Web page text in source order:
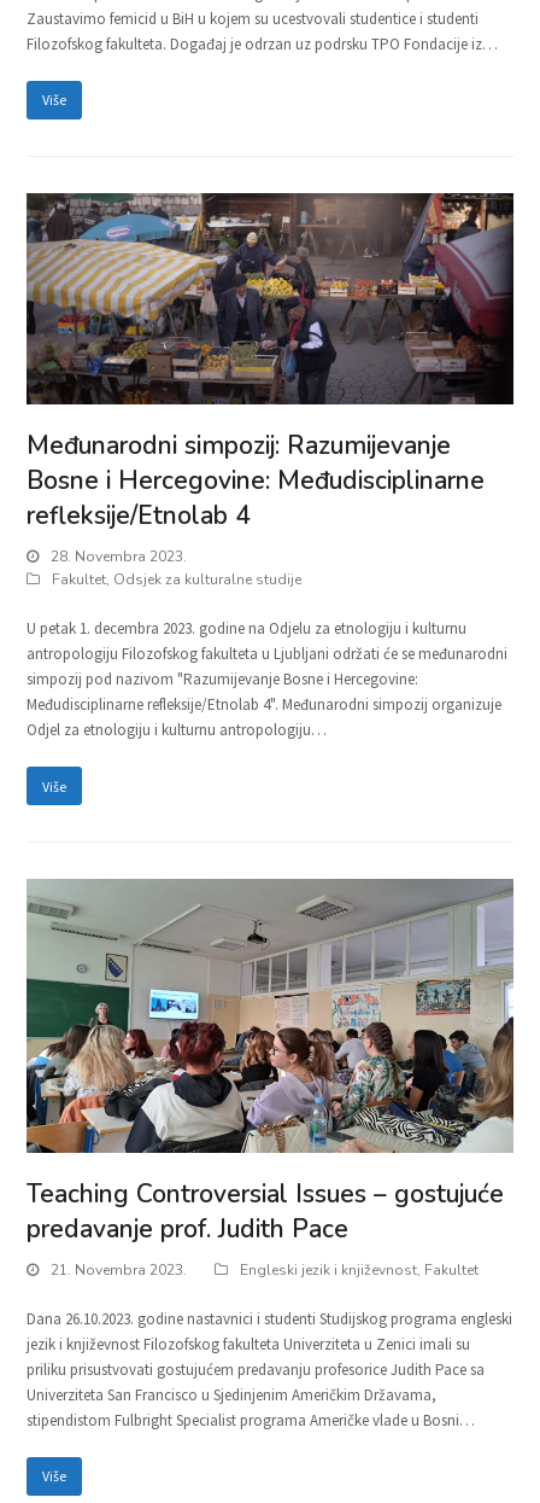
Zaustavimo femicid u BiH u kojem su ucestvovali studentice i studenti
Filozofskog fakulteta. Događaj je odrzan uz podrsku TPO Fondacije iz…
Više
Međunarodni simpozij: Razumijevanje
Bosne i Hercegovine: Međudisciplinarne
refleksije/Etnolab 4
28. Novembra 2023.
Fakultet, Odsjek za kulturalne studije
U petak 1. decembra 2023. godine na Odjelu za etnologiju i kulturnu
antropologiju Filozofskog fakulteta u Ljubljani održati će se međunarodni
simpozij pod nazivom "Razumijevanje Bosne i Hercegovine:
Međudisciplinarne refleksije/Etnolab 4". Međunarodni simpozij organizuje
Odjel za etnologiju i kulturnu antropologiju…
Više
Teaching Controversial Issues – gostujuće
predavanje prof. Judith Pace
21. Novembra 2023. Engleski jezik i književnost, Fakultet
Dana 26.10.2023. godine nastavnici i studenti Studijskog programa engleski
jezik i književnost Filozofskog fakulteta Univerziteta u Zenici imali su
priliku prisustvovati gostujućem predavanju profesorice Judith Pace sa
Univerziteta San Francisco u Sjedinjenim Američkim Državama,
stipendistom Fulbright Specialist programa Američke vlade u Bosni…
Više